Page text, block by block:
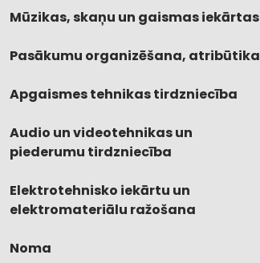
Mūzikas, skaņu un gaismas iekārtas
Pasākumu organizēšana, atribūtika
Apgaismes tehnikas tirdzniecība
Audio un videotehnikas un
piederumu tirdzniecība
Elektrotehnisko iekārtu un
elektromateriālu ražošana
Noma